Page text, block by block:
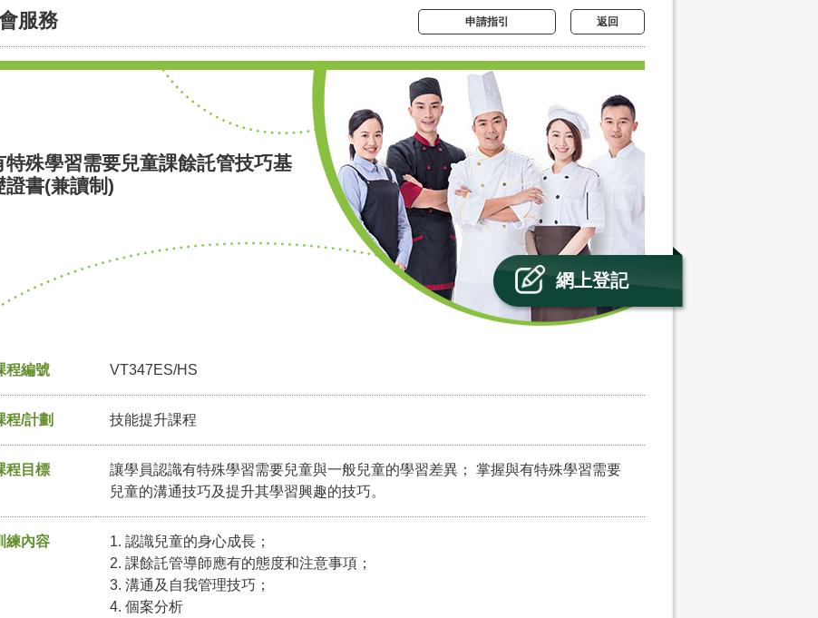
服務 申請指引 返回
特殊學習需要兒童課餘託管技巧基
證書(兼讀制)
網上登記
程編號 VT347ES/HS
程/計劃 技能提升課程
程目標
讓學員認識有特殊學習需要兒童與一般兒童的學習差異； 掌握與有特殊學習需要
兒童的溝通技巧及提升其學習興趣的技巧。
練內容
1. 認識兒童的身心成長；
2. 課餘託管導師應有的態度和注意事項；
3. 溝通及自我管理技巧；
4. 個案分析